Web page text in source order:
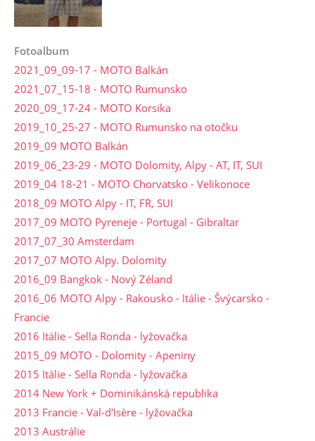
Fotoalbum
2021_09_09-17 - MOTO Balkán
2021_07_15-18 - MOTO Rumunsko
2020_09_17-24 - MOTO Korsika
2019_10_25-27 - MOTO Rumunsko na otočku
2019_09 MOTO Balkán
2019_06_23-29 - MOTO Dolomity, Alpy - AT, IT, SUI
2019_04 18-21 - MOTO Chorvatsko - Velikonoce
2018_09 MOTO Alpy - IT, FR, SUI
2017_09 MOTO Pyreneje - Portugal - Gibraltar
2017_07_30 Amsterdam
2017_07 MOTO Alpy. Dolomity
2016_09 Bangkok - Nový Zéland
2016_06 MOTO Alpy - Rakousko - Itálie - Švýcarsko -
Francie
2016 Itálie - Sella Ronda - lyžovačka
2015_09 MOTO - Dolomity - Apeniny
2015 Itálie - Sella Ronda - lyžovačka
2014 New York + Dominikánská republika
2013 Francie - Val-d'Isère - lyžovačka
2013 Austrálie